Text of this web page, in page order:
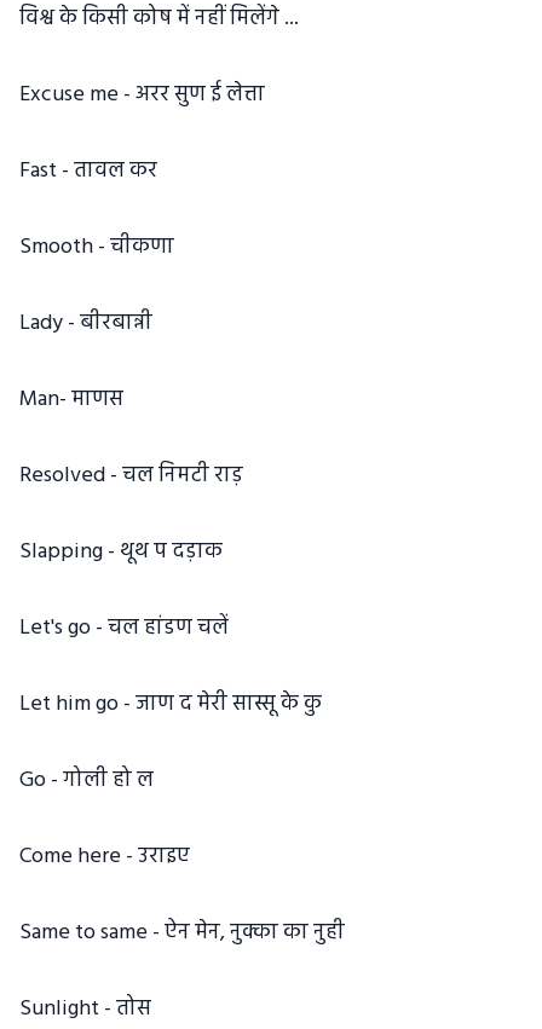
विश्व के किसी कोष में नहीं मिलेंगे ...
Excuse me - अरर सुण ई लेत्ता
Fast - तावल कर
Smooth - चीकणा
Lady - बीरबान्नी
Man- माणस
Resolved - चल निमटी राड़
Slapping - थूथ प दड़ाक
Let's go - चल हांडण चलें
Let him go - जाण द मेरी सास्सू के कु
Go - गोली हो ल
Come here - उराइए
Same to same - ऐन मेन, नुक्का का नुही
Sunlight - तोस